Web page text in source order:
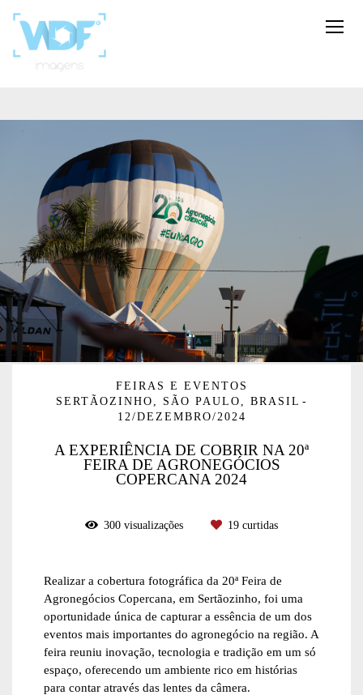
FEIRAS E EVENTOS
SERTÃOZINHO, SÃO PAULO, BRASIL
12/DEZEMBRO/2024
A EXPERIÊNCIA DE COBRIR NA 20ª
FEIRA DE AGRONEGÓCIOS
COPERCANA 2024
300 visualizações 19 curtidas
Realizar a cobertura fotográfica da 20ª Feira de
Agronegócios Copercana, em Sertãozinho, foi uma
oportunidade única de capturar a essência de um dos
eventos mais importantes do agronegócio na região. A
feira reuniu inovação, tecnologia e tradição em um só
espaço, oferecendo um ambiente rico em histórias
para contar através das lentes da câmera.